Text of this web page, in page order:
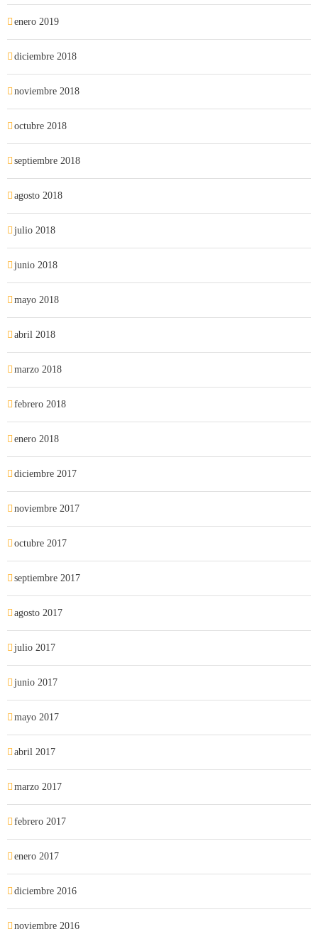
enero 2019
diciembre 2018
noviembre 2018
octubre 2018
septiembre 2018
agosto 2018
julio 2018
junio 2018
mayo 2018
abril 2018
marzo 2018
febrero 2018
enero 2018
diciembre 2017
noviembre 2017
octubre 2017
septiembre 2017
agosto 2017
julio 2017
junio 2017
mayo 2017
abril 2017
marzo 2017
febrero 2017
enero 2017
diciembre 2016
noviembre 2016